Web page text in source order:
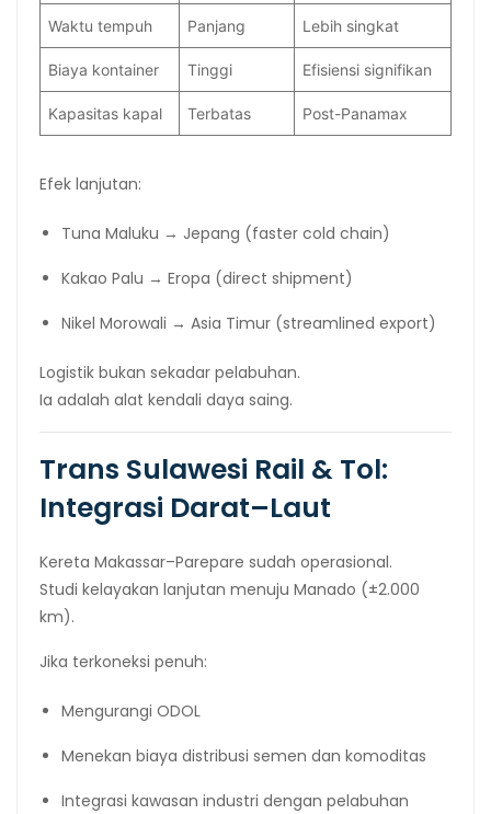
Waktu tempuh Panjang Lebih singkat
Biaya kontainer Tinggi Efisiensi signifikan
Kapasitas kapal Terbatas Post-Panamax
Efek lanjutan:
Tuna Maluku → Jepang (faster cold chain)
Kakao Palu → Eropa (direct shipment)
Nikel Morowali → Asia Timur (streamlined export)
Logistik bukan sekadar pelabuhan.
Ia adalah alat kendali daya saing.
Trans Sulawesi Rail & Tol:
Integrasi Darat–Laut
Kereta Makassar–Parepare sudah operasional.
Studi kelayakan lanjutan menuju Manado (±2.000
km).
Jika terkoneksi penuh:
Mengurangi ODOL
Menekan biaya distribusi semen dan komoditas
Integrasi kawasan industri dengan pelabuhan